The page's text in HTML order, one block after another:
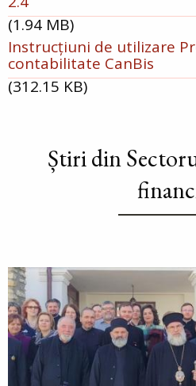
(1.94 MB)
Instrucțiuni de utilizare
contabilitate CanBis
(312.15 KB)
Știri din